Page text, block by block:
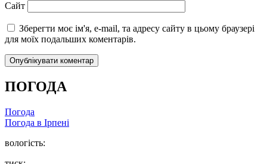
Сайт
Зберегти моє ім'я, e-mail, та адресу сайту в цьому браузері
для моїх подальших коментарів.
ПОГОДА
Погода
Погода в Ірпені
вологість: